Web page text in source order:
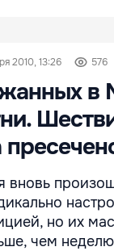
2010, 13:26 576
в
вновь
но их
чем